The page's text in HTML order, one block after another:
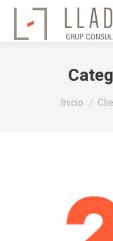
Estás
Inicio